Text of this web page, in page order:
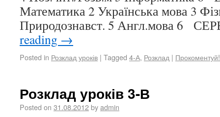
Математика 2 Українська мова 3
Природознавст. 5 Англ.мова 6
reading →
Posted in Розклад уроків | Tagged 4-А, Розклад | Прокоментуй!
Розклад уроків 3-В
Posted on 31.08.2012byadmin